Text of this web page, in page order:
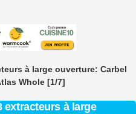
à large ouverture: Carbel
Whole [1/7]
extracteurs à large